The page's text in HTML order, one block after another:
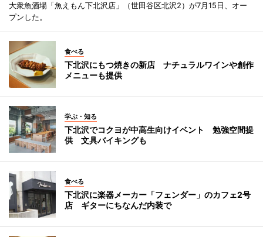
大衆魚酒場「魚えもん下北沢店」（世田谷区北沢2）が7月15日、オー
プンした。
食べる
下北沢にもつ焼きの新店 ナチュラルワインや創作
メニューも提供
学ぶ・知る
下北沢でコクヨが中高生向けイベント 勉強空間提
供 文具バイキングも
食べる
下北沢に楽器メーカー「フェンダー」のカフェ2号
店 ギターにちなんだ内装で